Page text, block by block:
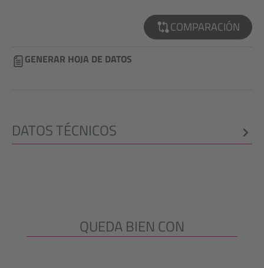
COMPARACIÓN
GENERAR HOJA DE DATOS
DATOS TÉCNICOS
Omitir la galería de productos
QUEDA BIEN CON